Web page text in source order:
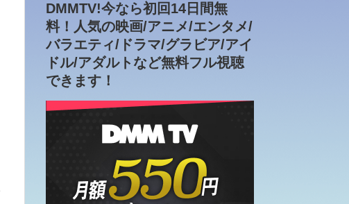
DMMTV!今なら初回14日間無
料！人気の映画/アニメ/エンタメ/
バラエティ/ドラマ/グラビア/アイ
ドル/アダルトなど無料フル視聴
できます！